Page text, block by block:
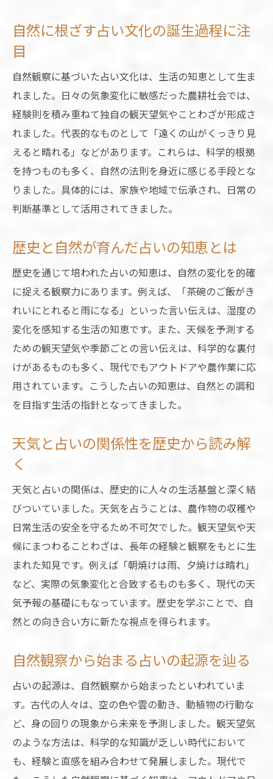
観天望気がもたらす自然のメッセージ
観天望気一覧を活用した占いの楽しみ方
観天望気の例と占いの自然なつながり
占いに学ぶ観天望気の科学的根拠
観天望気ことわざ一覧意味で知る歴史
歴史を彩る天気占いの知恵を現代へ
歴史に根ざす天気占いの工夫を現代活用
占いの知恵を活かす日常とアウトドア術
天気占いの伝統知識を今に活かす視点
天気と占いの歴史が今も生きる理由
伝統的な占いが教える自然観察術
占い視点で磨く自然観察の基本テクニック
天気占いに役立つ自然観察のポイント
伝統占いが示す自然の変化の見極め方
占いに学ぶ自然観察力の高め方とは
天気と占いが伝える観察術のコツ
自然に根ざす占い文化の誕生過程に注
目
自然観察に基づいた占い文化は、生活の知恵として生ま
れました。日々の気象変化に敏感だった農耕社会では、
経験則を積み重ねて独自の観天望気やことわざが形成さ
れました。代表的なものとして「遠くの山がくっきり見
えると晴れる」などがあります。これらは、科学的根拠
を持つものも多く、自然の法則を身近に感じる手段とな
りました。具体的には、家族や地域で伝承され、日常の
判断基準として活用されてきました。
歴史と自然が育んだ占いの知恵とは
歴史を通じて培われた占いの知恵は、自然の変化を的確
に捉える観察力にあります。例えば、「茶碗のご飯がき
れいにとれると雨になる」といった言い伝えは、湿度の
変化を感知する生活の知恵です。また、天候を予測する
ための観天望気や季節ごとの言い伝えは、科学的な裏付
けがあるものも多く、現代でもアウトドアや農作業に応
用されています。こうした占いの知恵は、自然との調和
を目指す生活の指針となってきました。
天気と占いの関係性を歴史から読み解
く
天気と占いの関係は、歴史的に人々の生活基盤と深く結
びついていました。天気を占うことは、農作物の収穫や
日常生活の安全を守るため不可欠でした。観天望気や天
候にまつわることわざは、長年の経験と観察をもとに生
まれた知見です。例えば「朝焼けは雨、夕焼けは晴れ」
など、実際の気象変化と合致するものも多く、現代の天
気予報の基礎にもなっています。歴史を学ぶことで、自
然との向き合い方に新たな視点を得られます。
自然観察から始まる占いの起源を辿る
占いの起源は、自然観察から始まったといわれていま
す。古代の人々は、空の色や雲の動き、動植物の行動な
ど、身の回りの現象から未来を予測しました。観天望気
のような方法は、科学的な知識が乏しい時代において
も、経験と直感を組み合わせて発展しました。現代で